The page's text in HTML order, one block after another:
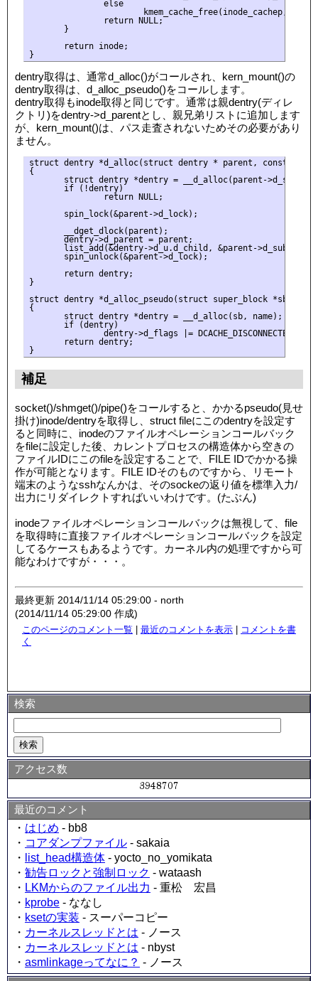
               else
kmem_cache_free(inode_cachep,
               return NULL;
       }
       return inode;
dentry取得は、通常d_alloc()がコールされ、kern_mount()の
dentry取得は、d_alloc_pseudo()をコールします。
dentry取得もinode取得と同じです。通常は親dentry(ディレ
クトリ)をdentry->d_parentとし、親兄弟リストに追加します
が、kern_mount()は、パス走査されないためその必要があり
ません。
struct dentry *d_alloc(struct dentry * parent, const
{
struct dentry *dentry = __d_alloc(parent->d_sb,
       if (!dentry)
               return NULL;
       spin_lock(&parent->d_lock);
       __dget_dlock(parent);
       dentry->d_parent = parent;
       list_add(&dentry->d_u.d_child, &parent->d_subdirs);
       spin_unlock(&parent->d_lock);
       return dentry;
}
struct dentry *d_alloc_pseudo(struct super_block *sb,
{
       struct dentry *dentry = __d_alloc(sb, name);
       if (dentry)
               dentry->d_flags |= DCACHE_DISCONNECTED;
       return dentry;
補足
socket()/shmget()/pipe()をコールすると、かかるpseudo(見せ
掛け)inode/dentryを取得し、struct fileにこのdentryを設定す
ると同時に、inodeのファイルオペレーションコールバック
をfileに設定した後、カレントプロセスの構造体から空きの
ファイルIDにこのfileを設定することで、FILE IDでかかる操
作が可能となります。FILE IDそのものですから、リモート
端末のようなsshなんかは、そのsockeの返り値を標準入力/
出力にリダイレクトすればいいわけです。(たぶん)
inodeファイルオペレーションコールバックは無視して、file
を取得時に直接ファイルオペレーションコールバックを設定
してるケースもあるようです。カーネル内の処理ですから可
能なわけですが・・・。
最終更新 2014/11/14 05:29:00 - north
(2014/11/14 05:29:00 作成)
このページのコメント一覧 最近のコメントを表示
コメントを書
く
検索
アクセス数
最近のコメント
・ はじめ - bb8
・ コアダンプファイル - sakaia
・
list_head構造体 - yocto_no_yomikata
・ 勧告ロックと強制ロック - wataash
・ LKMからのファイル出力 - 重松 宏昌
・ kprobe - ななし
・ ksetの実装 - スーパーコピー
・ カーネルスレッドとは - ノース
・ カーネルスレッドとは - nbyst
・ asmlinkageってなに？ - ノース